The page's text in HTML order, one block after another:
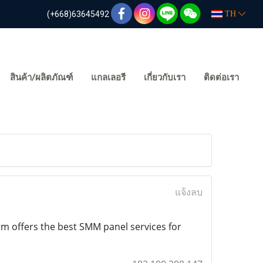
(+668)63645492 TH
สินค้า/ผลิตภัณฑ์ แกลเลอรี เกี่ยวกับเรา ติดต่อเรา
แจ้งลบ
offers the best SMM panel services for